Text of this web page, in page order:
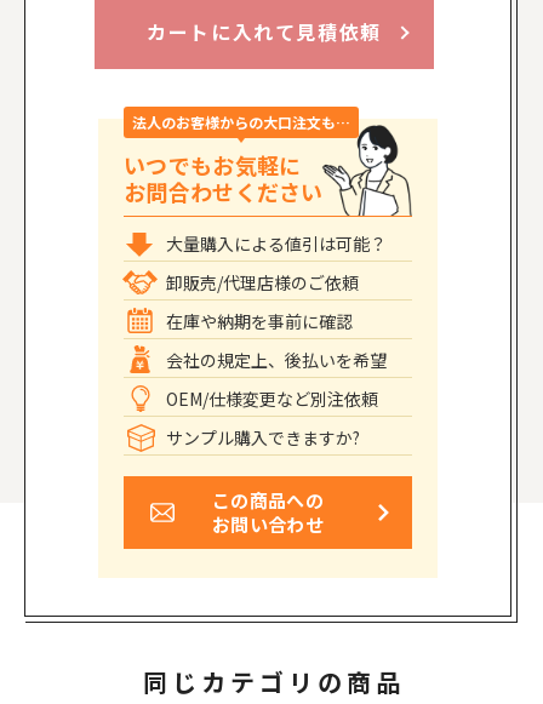
カートに入れて見積依頼
法人のお客様からの大口注文も…
いつでもお気軽に
お問合わせください
大量購入による値引は可能？
卸販売/代理店様のご依頼
在庫や納期を事前に確認
会社の規定上、後払いを希望
OEM/仕様変更など別注依頼
サンプル購入できますか?
この商品への
お問い合わせ
同じカテゴリの商品